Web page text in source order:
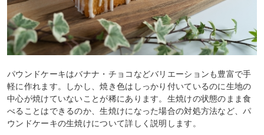
パウンドケーキはバナナ・チョコなどバリエーションも豊富で手
軽に作れます。しかし、焼き色はしっかり付いているのに生地の
中心が焼けていないことが稀にあります。生焼けの状態のまま食
べることはできるのか、生焼けになった場合の対処方法など、パ
ウンドケーキの生焼けについて詳しく説明します。